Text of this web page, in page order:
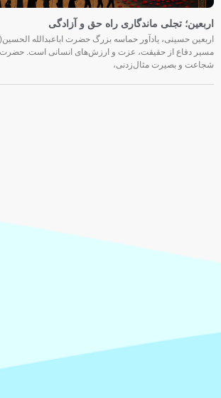
اربعین؛ تجلی ماندگاری راه حق و آزادگی
اربعین حسینی، یادآور حماسه بزرگ حضرت اباعبدالله
مسیر دفاع از حقیقت، عزت و ارزش‌های انسانی است. حضرت
شجاعت و بصیرت مثال‌زدنی،